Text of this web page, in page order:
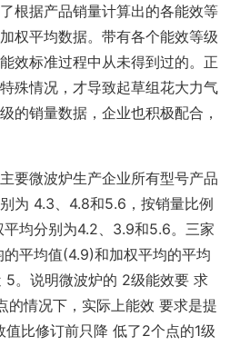
根据产品销量计算出的各能效等
权平均数据。带有各个能效等级
效标准过程中从未得到过的。正
殊情况，才导致起草组花大力气
的销量数据，企业也积极配合，
要微波炉生产企业所有型号产品
为 4.3、4.8和5.6，按销量比例
均分别为4.2、3.9和5.6。三家
平均值(4.9)和加权平均的平均
。说明微波炉的 2级能效要 求
的情况下，实际上能效 要求是提
值比修订前只降 低了2个点的1级